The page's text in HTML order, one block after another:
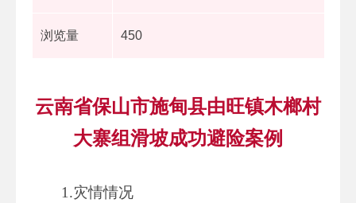
浏览量 450
云南省保山市施甸县由旺镇木榔村
大寨组滑坡成功避险案例
1.灾情情况